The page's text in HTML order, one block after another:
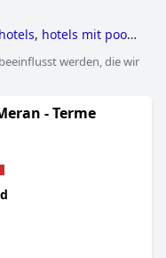
, hotels mit pool,
,
werden, die wir
- Terme